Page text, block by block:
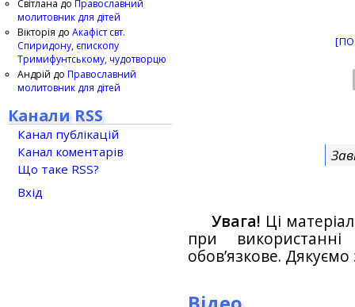
Увага! Ці
при
обов’язкове.
Світлана до Православний
молитовник для дітей
Вікторія до Акафіст свт.
Спиридону, єпископу
Тримифунтському, чудотворцю
Андрій до Православний
молитовник для дітей
Канали RSS
Канал публікацій
Канал коментарів
Що таке RSS?
Вхід